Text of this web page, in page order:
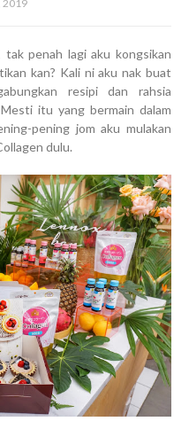
2019
tak penah lagi aku kongsikan
kan? Kali ni aku nak buat
resipi dan rahsia
itu yang bermain dalam
pening jom aku mulakan
dulu.